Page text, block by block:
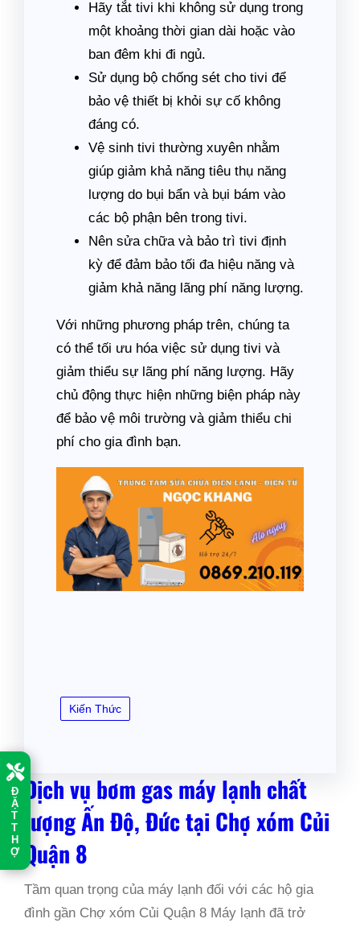
Đ
Ặ
T
T
H
Ợ
Hãy tắt tivi khi không sử dụng trong
một khoảng thời gian dài hoặc vào
ban đêm khi đi ngủ.
Sử dụng bộ chống sét cho tivi để
bảo vệ thiết bị khỏi sự cố không
đáng có.
Vệ sinh tivi thường xuyên nhằm
giúp giảm khả năng tiêu thụ năng
lượng do bụi bẩn và bụi bám vào
các bộ phận bên trong tivi.
Nên sửa chữa và bảo trì tivi định
kỳ để đảm bảo tối đa hiệu năng và
giảm khả năng lãng phí năng lượng.
Với những phương pháp trên, chúng ta
có thể tối ưu hóa việc sử dụng tivi và
giảm thiểu sự lãng phí năng lượng. Hãy
chủ động thực hiện những biện pháp này
để bảo vệ môi trường và giảm thiểu chi
phí cho gia đình bạn.
Kiến Thức
Dịch vụ bơm gas máy lạnh chất
lượng Ấn Độ, Đức tại Chợ xóm Củi
Quận 8
Tầm quan trọng của máy lạnh đối với các hộ gia
đình gần Chợ xóm Củi Quận 8 Máy lạnh đã trở